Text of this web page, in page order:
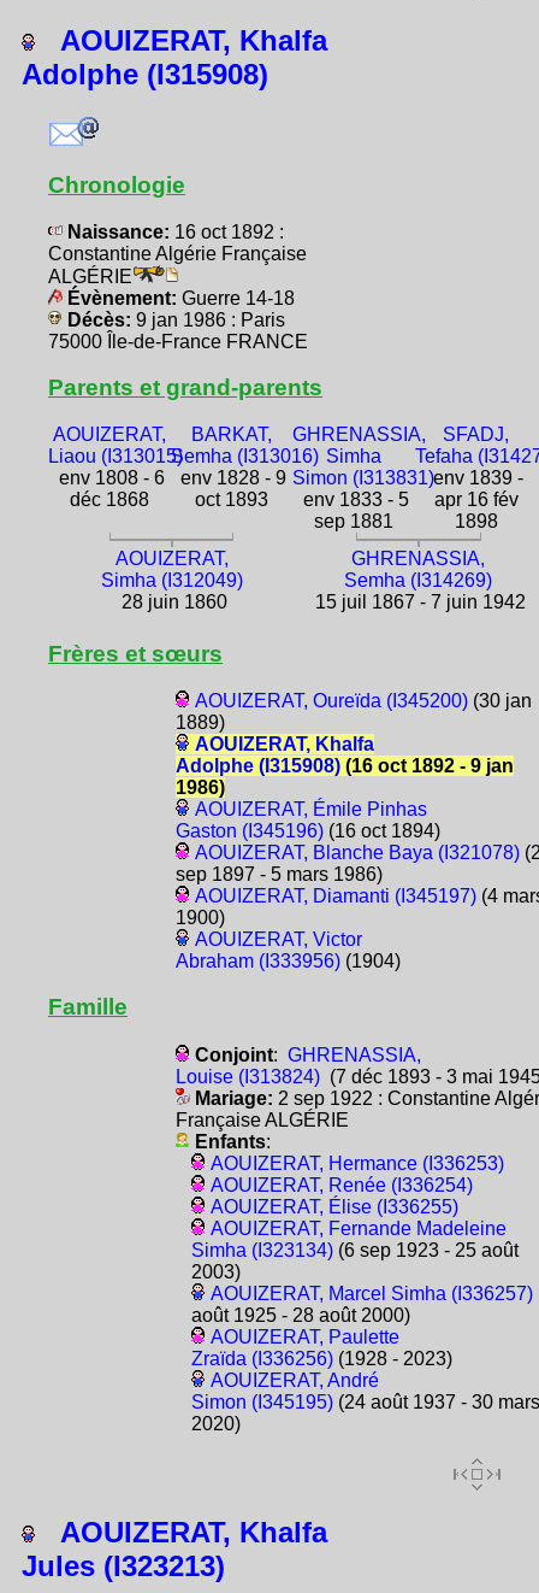
AOUIZERAT, Khalfa
Adolphe (I315908)
Chronologie
Naissance: 16 oct 1892 :
Constantine Algérie Française
ALGÉRIE
Évènement: Guerre 14-18
Décès: 9 jan 1986 : Paris
75000 Île-de-France FRANCE
Parents et grand-parents
AOUIZERAT,
Liaou (I313015)
env 1808 - 6
déc 1868
BARKAT,
Semha (I313016)
env 1828 - 9
oct 1893
GHRENASSIA,
Simha
Simon (I313831)
env 1833 - 5
sep 1881
SFADJ,
Tefaha
env 1839 -
apr 16 fév
1898
AOUIZERAT,
Simha (I312049)
28 juin 1860
GHRENASSIA,
Semha (I314269)
15 juil 1867 - 7 juin 1942
Frères et sœurs
AOUIZERAT, Oureïda (I345200)(30 jan
1889)
AOUIZERAT, Khalfa
Adolphe (I315908)(16 oct 1892 - 9 jan
1986)
AOUIZERAT, Émile Pinhas
Gaston (I345196)(16 oct 1894)
AOUIZERAT, Blanche Baya (I321078)
sep 1897 - 5 mars 1986)
AOUIZERAT, Diamanti (I345197)(4
1900)
AOUIZERAT, Victor
Abraham (I333956)(1904)
Famille
Conjoint: GHRENASSIA,
Louise (I313824)(7 déc 1893 - 3 mai
Mariage: 2 sep 1922 : Constantine
Française ALGÉRIE
Enfants:
AOUIZERAT, Hermance (I336253)
AOUIZERAT, Renée (I336254)
AOUIZERAT, Élise (I336255)
AOUIZERAT, Fernande Madeleine
Simha (I323134)(6 sep 1923 - 25 août
2003)
AOUIZERAT, Marcel Simha (I336257)
août 1925 - 28 août 2000)
AOUIZERAT, Paulette
Zraïda (I336256)(1928 - 2023)
AOUIZERAT, André
Simon (I345195)(24 août 1937 - 30 mars
2020)
AOUIZERAT, Khalfa
Jules (I323213)